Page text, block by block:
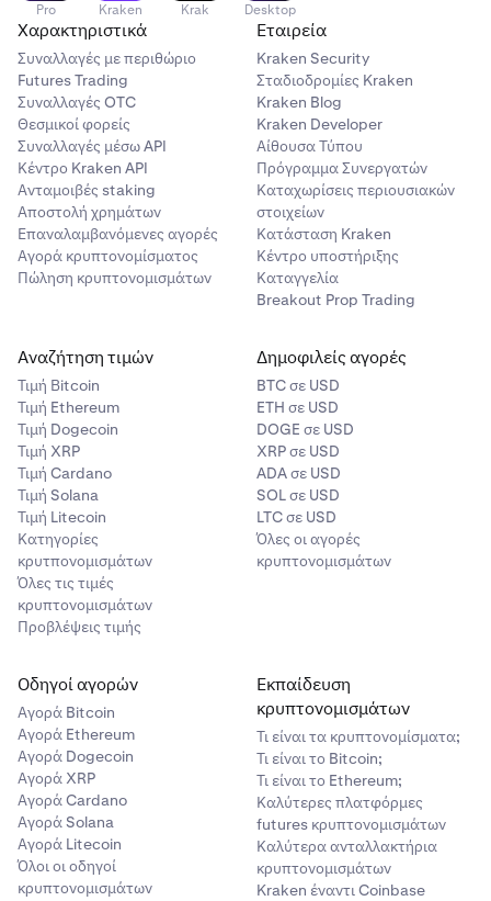
Pro Kraken Krak Desktop
Χαρακτηριστικά
Συναλλαγές με περιθώριο
Futures Trading
Συναλλαγές OTC
Θεσμικοί φορείς
Συναλλαγές μέσω API
Κέντρο Kraken API
Ανταμοιβές staking
Αποστολή χρημάτων
Επαναλαμβανόμενες αγορές
Αγορά κρυπτονομίσματος
Πώληση κρυπτονομισμάτων
Εταιρεία
Kraken Security
Σταδιοδρομίες Kraken
Kraken Blog
Kraken Developer
Αίθουσα Τύπου
Πρόγραμμα Συνεργατών
Καταχωρίσεις περιουσιακών
στοιχείων
Κατάσταση Kraken
Κέντρο υποστήριξης
Καταγγελία
Breakout Prop Trading
Αναζήτηση τιμών
Τιμή Βitcoin
Τιμή Ethereum
Τιμή Dogecoin
Τιμή XRP
Τιμή Cardano
Τιμή Solana
Τιμή Litecoin
Κατηγορίες
κρυτπονομισμάτων
Όλες τις τιμές
κρυπτονομισμάτων
Προβλέψεις τιμής
Δημοφιλείς αγορές
BTC σε USD
ETH σε USD
DOGE σε USD
XRP σε USD
ADA σε USD
SOL σε USD
LTC σε USD
Όλες οι αγορές
κρυπτονομισμάτων
Οδηγοί αγορών
Αγορά Bitcoin
Αγορά Ethereum
Αγορά Dogecoin
Αγορά XRP
Αγορά Cardano
Αγορά Solana
Αγορά Litecoin
Όλοι οι οδηγοί
κρυπτονομισμάτων
Εκπαίδευση
κρυπτονομισμάτων
Τι είναι τα κρυπτονομίσματα;
Τι είναι το Bitcoin;
Τι είναι το Ethereum;
Καλύτερες πλατφόρμες
futures κρυπτονομισμάτων
Καλύτερα ανταλλακτήρια
κρυπτονομισμάτων
Kraken έναντι Coinbase